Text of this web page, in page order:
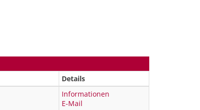
Details
Informationen
E-Mail